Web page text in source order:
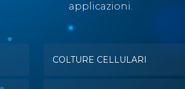
applicazioni.
COLTURE CELLULARI